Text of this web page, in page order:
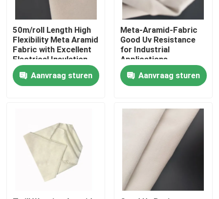
Ongeveer ons
Fabrieksreis
Kwaliteitscontrole
Verzoek om een Citaat
De Stof van Metaaramid
de stof van paragraaf aramid
50m/roll Length High
Flexibility Meta Aramid
Fabric with Excellent
Electrical Insulation
Aanvraag sturen
Meta-Aramid-Fabric
Good Uv Resistance
for Industrial
Applications
Aanvraag sturen